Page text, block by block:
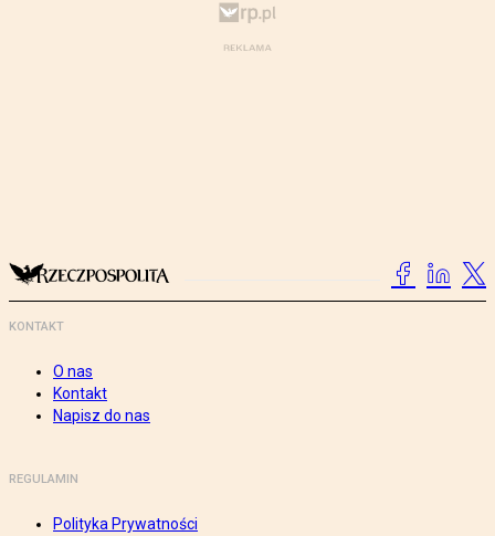
KONTAKT
O nas
Kontakt
Napisz do nas
REGULAMIN
Polityka Prywatności